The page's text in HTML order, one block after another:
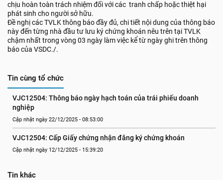
chịu hoàn toàn trách nhiệm đối với các tranh chấp hoặc thiệt hại
phát sinh cho người sở hữu.
Đề nghị các TVLK thông báo đầy đủ, chi tiết nội dung của thông báo
này đến từng nhà đầu tư lưu ký chứng khoán nêu trên tại TVLK
chậm nhất trong vòng 03 ngày làm việc kể từ ngày ghi trên thông
báo của VSDC./.
Tin cùng tổ chức
VJC12504: Thông báo ngày hạch toán của trái phiếu doanh
nghiệp
Cập nhật ngày 22/12/2025 - 08:53:00
VJC12504: Cấp Giấy chứng nhận đăng ký chứng khoán
Cập nhật ngày 12/12/2025 - 15:39:20
Tin khác